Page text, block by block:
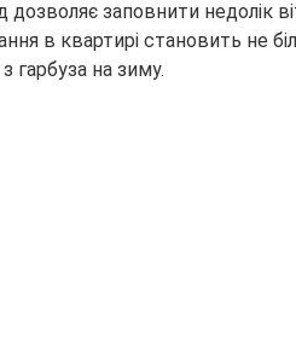
заповнити недолік
в квартирі становить не
гарбуза на зиму.